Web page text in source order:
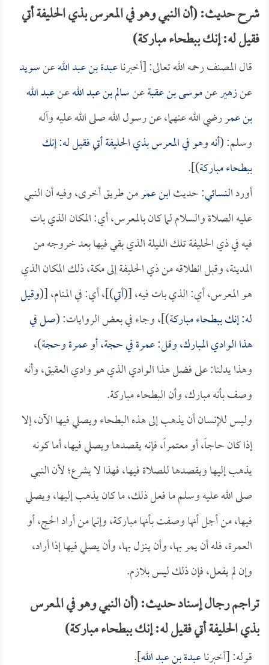
شرح حديث: (أن النبي وهو في المعرس بذي الحليفة أتي
فقيل له: إنك ببطحاء مباركة)
قال المصنف رحمه الله تعالى: [أخبرناعبدة بن عبد اللهعنسويد
عنزهيرعنموسى بن عقبةعنسالم بن عبد اللهعنعبد الله
بن عمررضي الله عنهما، عن رسول الله صلى الله عليه وآله
وسلم: (أنه وهو في المعرس بذي الحليفة أتي فقيل له: إنك
ببطحاء مباركة)].
أوردالنسائي: حديثابن عمرمن طريق أخرى، وفيه أن النبي
عليه الصلاة والسلام لما كان بالمعرس، أي: المكان الذي بات
فيه في ذي الحليفة تلك الليلة الذي بقي فيها بعد خروجه من
المدينة، وقبل انطلاقه من ذي الحليفة إلى مكة، ذلك المكان الذي
هو المعرس، أي: الذي بات فيه، [(أتي)]، أي: في المنام، [(وقيل
له: إنك ببطحاء مباركة)]، وجاء في بعض الروايات: (صل في
هذا الوادي المبارك، وقل: عمرة في حجة، أو عمرة وحجة)،
وهذا يدلنا: على فضل هذا الوادي الذي هو وادي العقيق، وأنه
وصف بأنه مبارك، وأن البطحاء مباركة.
وليس للإنسان أن يذهب إلى هذه البطحاء ويصلي فيها الآن، إلا
إذا كان حاجاً، أو معتمراً، فإنه يقصدها ويصلي فيها، أما كونه
يذهب إليها ويقصدها للصلاة فيها، فهذا لا يشرع؛ لأن النبي
صلى الله عليه وسلم ما فعل ذلك، ما كان يذهب إليها، ويصلي
فيها، من أجل أنها وصفت بأنها مباركة، وإنما من أراد الحج، أو
العمرة، فله أن يمر بها، وأن ينزل بها، وأن يصلي فيها إذا أراد،
وإن لم يفعل، فإن ذلك ليس بلازم.
تراجم رجال إسناد حديث: (أن النبي وهو في المعرس
بذي الحليفة أتي فقيل له: إنك ببطحاء مباركة)
قوله: [أخبرناعبدة بن عبد الله].